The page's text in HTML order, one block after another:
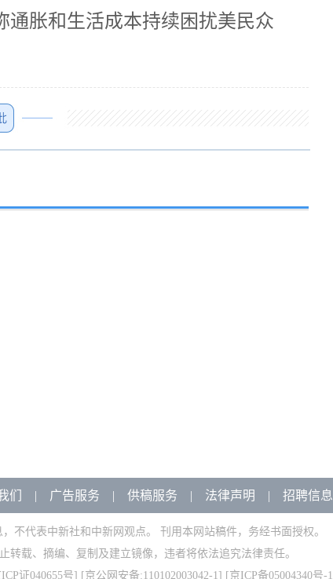
通胀和生活成本持续困扰美民众
们 | 广告服务 | 供稿服务 | 法律声明 | 招聘信息
不代表中新社和中新网观点。 刊用本网站稿件，务经书面授权。
转载、摘编、复制及建立镜像，违者将依法追究法律责任。
证040655号] [京公网安备:110102003042-1] [京ICP备05004340号-1